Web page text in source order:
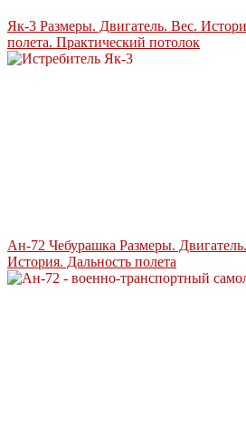
Як-3 Размеры. Двигатель. Вес.
полета. Практический потолок
Ан-72 Чебурашка Размеры.
История. Дальность полета